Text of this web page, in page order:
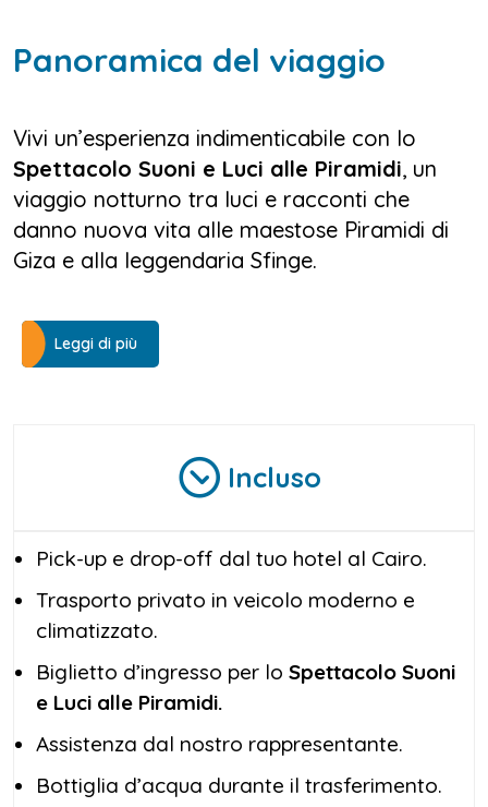
Panoramica del viaggio
Vivi un’esperienza indimenticabile con lo
Spettacolo Suoni e Luci alle Piramidi, un
viaggio notturno tra luci e racconti che
danno nuova vita alle maestose Piramidi di
Giza e alla leggendaria Sfinge.
tuo hotel al Cairo: a bordo di un comodo
veicolo climatizzato, raggiungerai l’altopiano
Quando cala la sera, le Piramidi e la Sfinge si
racconta oltre 5.000 anni di storia. Durante
Spettacolo Suoni e Luci alle Piramidi
ascolterai le voci dei faraoni che narrano la
grandezza dell’antica civiltà egizia, mentre le
luci disegnano figure e simboli sulle antiche
pietre.
Ogni scena è accompagnata da una colonna
sonora coinvolgente che trasforma il sito
archeologico in un teatro a cielo aperto.
Leggi di più
Incluso
Pick-up e drop-off dal tuo hotel al Cairo.
Trasporto privato in veicolo moderno e
climatizzato.
Biglietto d’ingresso per lo Spettacolo Suoni
e Luci alle Piramidi.
Assistenza dal nostro rappresentante.
Bottiglia d’acqua durante il trasferimento.